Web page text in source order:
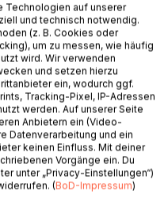
so manches dem
mich entschlossen, mir
und will aber nicht von
und Erinnerungen
seinen Kriegsdienst im
bis 1918 war für dessen
für den Titel des
Technologien auf unserer
und technisch notwendig.
(z. B. Cookies oder
um zu messen, wie häufig
wird. Wir verwenden
und setzen hierzu
ein, wodurch ggf.
Tracking-Pixel, IP-Adressen
werden. Auf unserer Seite
Anbietern ein (Video-
Datenverarbeitung und ein
keinen Einfluss. Mit deiner
Vorgänge ein. Du
unter „Privacy-Einstellungen“)
(BoD-Impressum)